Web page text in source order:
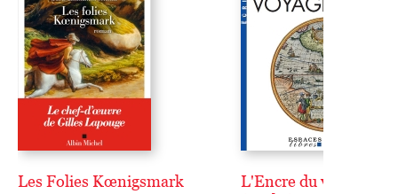
Les Folies Kœnigsmark
L'Encre du voyageur